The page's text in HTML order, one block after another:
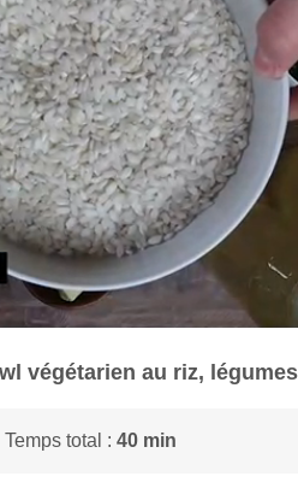
végétarien au riz,
| Temps total : 40 min